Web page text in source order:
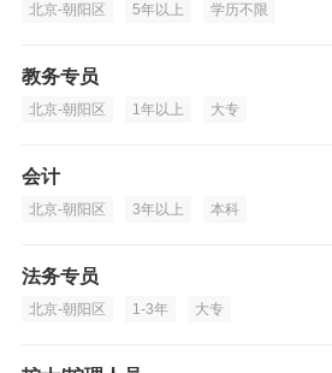
北京-朝阳区 5年以上 学历不限
教务专员
北京-朝阳区 1年以上 大专
会计
北京-朝阳区 3年以上 本科
法务专员
北京-朝阳区 1-3年 大专